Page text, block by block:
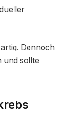
Dennoch
und sollte